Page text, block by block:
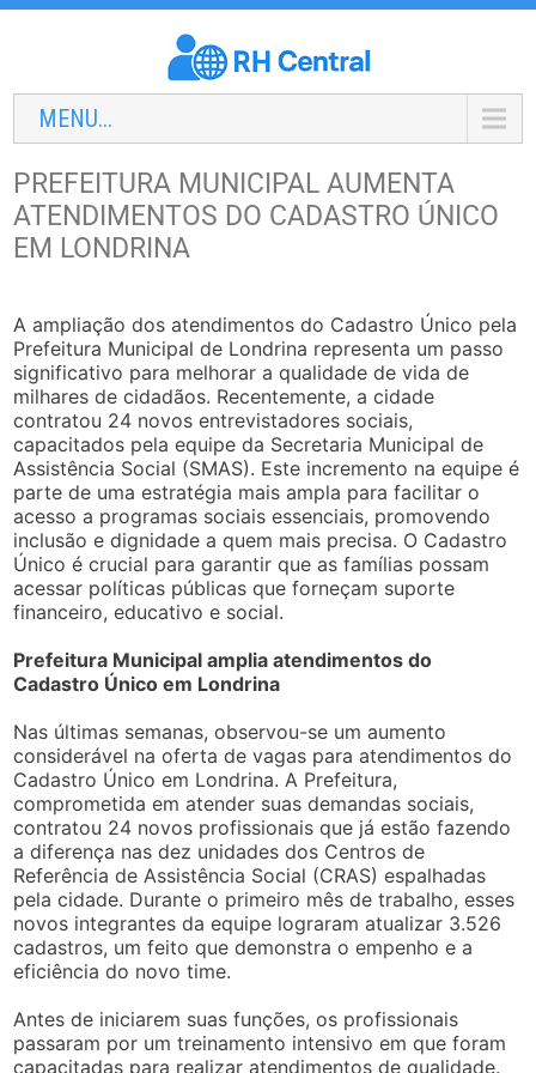
MENU...
PREFEITURA MUNICIPAL AUMENTA
ATENDIMENTOS DO CADASTRO ÚNICO
EM LONDRINA
A ampliação dos atendimentos do Cadastro Único pela
Prefeitura Municipal de Londrina representa um passo
significativo para melhorar a qualidade de vida de
milhares de cidadãos. Recentemente, a cidade
contratou 24 novos entrevistadores sociais,
capacitados pela equipe da Secretaria Municipal de
Assistência Social (SMAS). Este incremento na equipe é
parte de uma estratégia mais ampla para facilitar o
acesso a programas sociais essenciais, promovendo
inclusão e dignidade a quem mais precisa. O Cadastro
Único é crucial para garantir que as famílias possam
acessar políticas públicas que forneçam suporte
financeiro, educativo e social.
Prefeitura Municipal amplia atendimentos do
Cadastro Único em Londrina
Nas últimas semanas, observou-se um aumento
considerável na oferta de vagas para atendimentos do
Cadastro Único em Londrina. A Prefeitura,
comprometida em atender suas demandas sociais,
contratou 24 novos profissionais que já estão fazendo
a diferença nas dez unidades dos Centros de
Referência de Assistência Social (CRAS) espalhadas
pela cidade. Durante o primeiro mês de trabalho, esses
novos integrantes da equipe lograram atualizar 3.526
cadastros, um feito que demonstra o empenho e a
eficiência do novo time.
Antes de iniciarem suas funções, os profissionais
passaram por um treinamento intensivo em que foram
capacitadas para realizar atendimentos de qualidade.